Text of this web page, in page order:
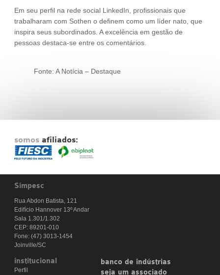
Em seu perfil na rede social LinkedIn, profissionais que
trabalharam com Sothen o definem como um líder nato, que
inspira seus subordinados. A excelência em gestão de
pessoas destaca-se entre os comentários.
Fonte: A Notícia – Destaque
somos afiliados:
Simpesc
Rua Abdon Batista, 121
Edifício Hannover 13º Andar
Sala 1.301/1.302
CEP: 89201-010
Fone: (47) 3013-1454
Joinville/SC
institucional
Perfil
banco de indústrias
seja um associado